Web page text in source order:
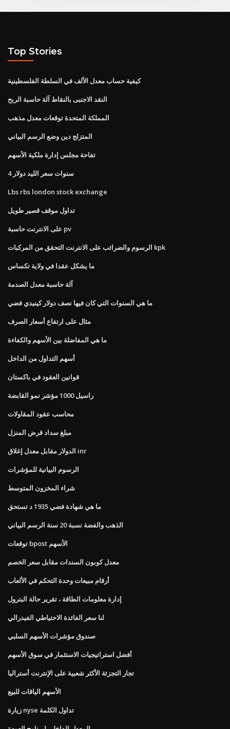
Top Stories
كيفية حساب معدل الألف في السلطة الفلسطينية
النقد الاجنبى بالنقاط آلة حاسبة الربح
المملكة المتحدة توقعات معدل مذهب
المتزلج دين وضع الرسم البياني
تفاحة مجلس إدارة ملكية الأسهم
4 سنوات سعر الليد دولار
Lbs rbs london stock exchange
تداول موقف قصير طويل
على الانترنت حاسبة pv
الرسوم والضرائب على الانترنت التحقق من المركبات kpk
ما يشكل عقدا في ولاية تكساس
آلة حاسبة معدل الصدمة
ما هي السنوات التي كان فيها نصف دولار كينيدي فضي
مثال على ارتفاع أسعار الصرف
ما هي المفاضلة بين الأسهم والكفاءة
أسهم التداول من الداخل
قوانين العقود في باكستان
راسيل 1000 مؤشر نمو القابضة
محاسب عقود المقاولات
مبلغ سداد قرض المنزل
الدولار مقابل معدل إغلاق inr
الرسوم البيانية للمؤشرات
شراء المخزون المتوسط
ما هي شهادة فضي 1935 د تستحق
الذهب والفضة نسبة 20 سنة الرسم البياني
توقعات bpost الأسهم
معدل كوبون السندات مقابل سعر الخصم
أرقام مبيعات وحدة التحكم في الألعاب
إدارة معلومات الطاقة ، تقرير حالة البترول
لنا سعر الفائدة الاحتياطي الفيدرالي
صندوق مؤشرات الأسهم السلبي
أفضل استراتيجيات الاستثمار في سوق الأسهم
تجار التجزئة الأكثر شعبية على الإنترنت أستراليا
الأسهم الياقات للبيع
زيارة nyse تداول الكلمة